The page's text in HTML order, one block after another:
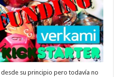
su principio pero todavía no